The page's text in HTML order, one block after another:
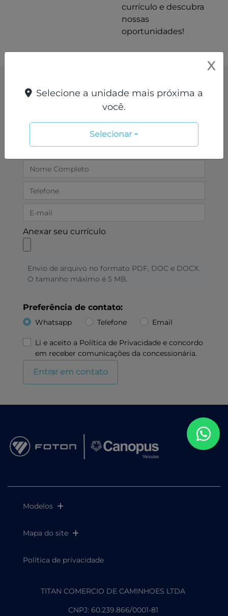
currículo e descubra
nossas
oportunidades!
Entre em contato com a nossa
Para solicitar mais informações, por favor,
preencha o formulário abaixo que entraremos
em contato rapidamente.
Anexar seu currículo
Envio de arquivo no formato PDF, DOC e DOCX.
O tamanho máximo é 5 MB.
Preferência de contato:
Whatsapp Telefone Email
Li e aceito a Política de Privacidade e concordo
em receber comunicações da concessionária.
Entrar em contato
Modelos
Mapa do site
Política de privacidade
TITAN COMERCIO DE CAMINHOES LTDA
CNPJ: 60.239.866/0001-81
X
Selecione a unidade mais próxima a
você.
Selecionar